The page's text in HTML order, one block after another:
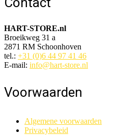
HART-STORE.nl
Broeikweg 31 a
2871 RM Schoonhoven
tel.: +31 (0)6 44 97 41 46
E-mail: info@hart-store.nl
Voorwaarden
Algemene voorwaarden
Privacybeleid